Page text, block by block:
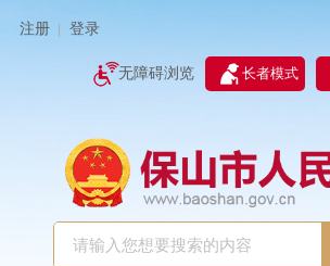
注册 登录
无障碍浏览 长者模式